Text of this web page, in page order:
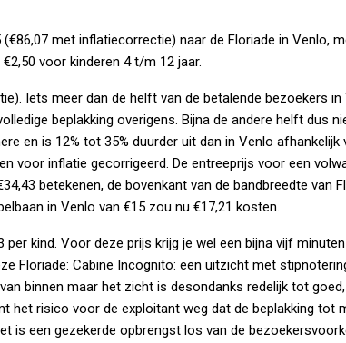
met inflatiecorrectie) naar de Floriade in Venlo,
voor kinderen 4 t/m 12 jaar.
Iets meer dan de helft van de betalende bezoekers in
beplakking overigens. Bijna de andere helft dus
en is 12% tot 35% duurder uit dan in Venlo afhankelijk
voor inflatie gecorrigeerd. De entreeprijs voor een
betekenen, de bovenkant van de bandbreedte van
in Venlo van €15 zou nu €17,21 kosten.
kind. Voor deze prijs krijg je wel een bijna vijf minuten
Floriade: Cabine Incognito: een uitzicht met
binnen maar het zicht is desondanks redelijk tot
het risico voor de exploitant weg dat de beplakking tot
is een gezekerde opbrengst los van de